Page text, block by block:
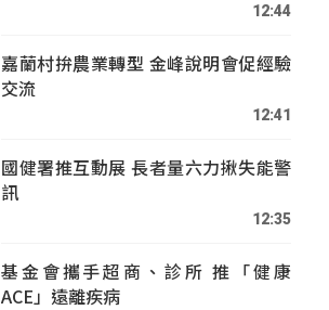
12:44
嘉蘭村拚農業轉型 金峰說明會促經驗
交流
12:41
國健署推互動展 長者量六力揪失能警
訊
12:35
基金會攜手超商、診所 推「健康
ACE」遠離疾病